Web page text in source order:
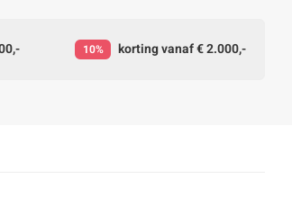
10% korting vanaf € 2.000,-